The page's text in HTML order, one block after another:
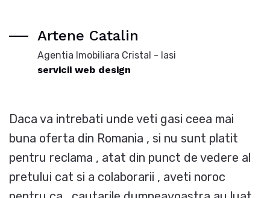
Artene Catalin
Agentia Imobiliara Cristal - Iasi
servicii web design
Daca va intrebati unde veti gasi ceea mai
buna oferta din Romania , si nu sunt platit
pentru reclama , atat din punct de vedere al
pretului cat si a colaborarii , aveti noroc